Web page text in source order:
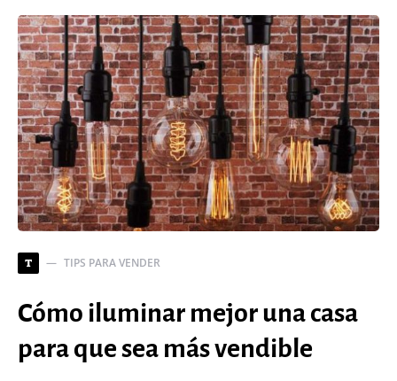
T TIPS PARA VENDER
Cómo iluminar mejor una casa
para que sea más vendible